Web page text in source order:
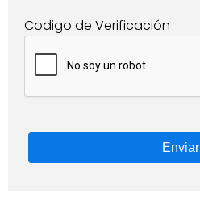
Codigo de Verificación
Enviar